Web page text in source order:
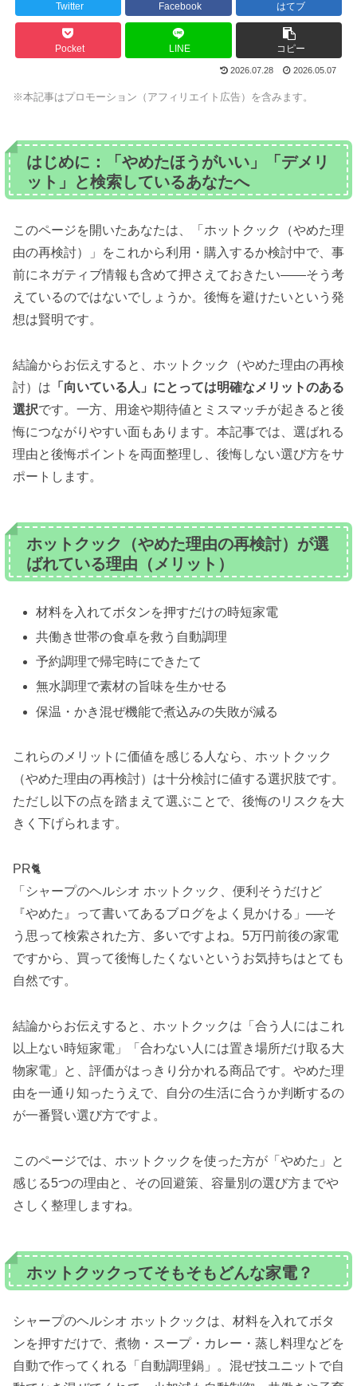
Twitter Facebook はてブ
Pocket LINE コピー
2026.07.28 2026.05.07
※本記事はプロモーション（アフィリエイト広告）を含みます。
はじめに：「やめたほうがいい」「デメリ
ット」と検索しているあなたへ
このページを開いたあなたは、「ホットクック（やめた理
由の再検討）」をこれから利用・購入するか検討中で、事
前にネガティブ情報も含めて押さえておきたい――そう考
えているのではないでしょうか。後悔を避けたいという発
想は賢明です。
結論からお伝えすると、ホットクック（やめた理由の再検
討）は 「向いている人」にとっては明確なメリットのある
選択です。一方、用途や期待値とミスマッチが起きると後
悔につながりやすい面もあります。本記事では、選ばれる
理由と後悔ポイントを両面整理し、後悔しない選び方をサ
ポートします。
ホットクック（やめた理由の再検討）が選
ばれている理由（メリット）
材料を入れてボタンを押すだけの時短家電
共働き世帯の食卓を救う自動調理
予約調理で帰宅時にできたて
無水調理で素材の旨味を生かせる
保温・かき混ぜ機能で煮込みの失敗が減る
これらのメリットに価値を感じる人なら、ホットクック
（やめた理由の再検討）は十分検討に値する選択肢です。
ただし以下の点を踏まえて選ぶことで、後悔のリスクを大
きく下げられます。
PR🐈
「シャープのヘルシオ ホットクック、便利そうだけど
『やめた』って書いてあるブログをよく見かける」──そ
う思って検索された方、多いですよね。5万円前後の家電
ですから、買って後悔したくないというお気持ちはとても
自然です。
結論からお伝えすると、ホットクックは「合う人にはこれ
以上ない時短家電」「合わない人には置き場所だけ取る大
物家電」と、評価がはっきり分かれる商品です。やめた理
由を一通り知ったうえで、自分の生活に合うか判断するの
が一番賢い選び方ですよ。
このページでは、ホットクックを使った方が「やめた」と
感じる5つの理由と、その回避策、容量別の選び方までや
さしく整理しますね。
ホットクックってそもそもどんな家電？
シャープのヘルシオ ホットクックは、材料を入れてボタ
ンを押すだけで、煮物・スープ・カレー・蒸し料理などを
自動で作ってくれる「自動調理鍋」。混ぜ技ユニットで自